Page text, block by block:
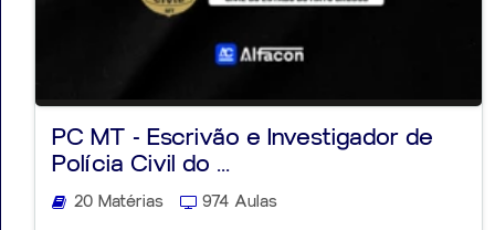
PC MT - Escrivão e Investigador de
Polícia Civil do ...
20 Matérias 974 Aulas